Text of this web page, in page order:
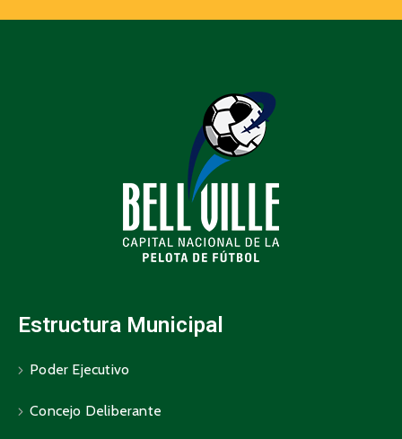
Estructura Municipal
Poder Ejecutivo
Concejo Deliberante